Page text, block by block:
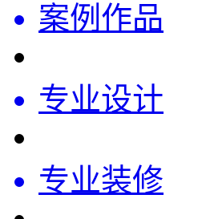
案例作品
专业设计
专业装修